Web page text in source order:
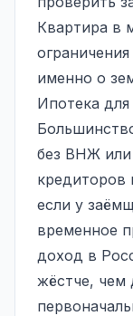
Квартира в
именно о
Ипотека
без ВНЖ
кредиторов
если у
временное
доход в
жёстче, чем